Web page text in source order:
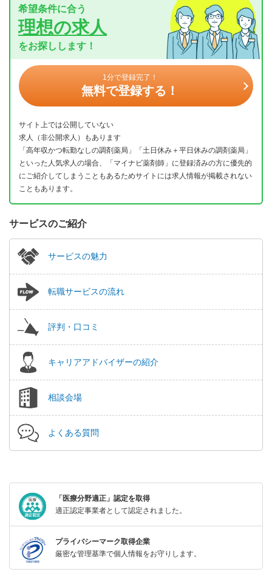
希望条件に合う
理想の求人
をお探しします！
1分で登録完了！
無料で登録する！
サイト上では公開していない
求人（非公開求人）もあります
「高年収かつ転勤なしの調剤薬局」「土日休み＋平日休みの調剤薬局」
といった人気求人の場合、「マイナビ薬剤師」に登録済みの方に優先的
にご紹介してしまうこともあるためサイトには求人情報が掲載されない
こともあります。
サービスのご紹介
サービスの魅力
転職サービスの流れ
評判・口コミ
キャリアアドバイザーの紹介
相談会場
よくある質問
「医療分野適正」認定を取得
適正認定事業者として認定されました。
プライバシーマーク取得企業
厳密な管理基準で個人情報をお守りします。